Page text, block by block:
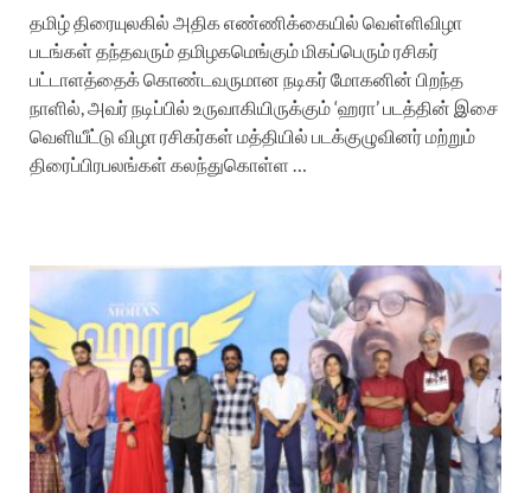
தமிழ் திரையுலகில் அதிக எண்ணிக்கையில் வெள்ளிவிழா
படங்கள் தந்தவரும் தமிழகமெங்கும் மிகப்பெரும் ரசிகர்
பட்டாளத்தைக் கொண்டவருமான நடிகர் மோகனின் பிறந்த
நாளில், அவர் நடிப்பில் உருவாகியிருக்கும் ‘ஹரா’ படத்தின் இசை
வெளியீட்டு விழா ரசிகர்கள் மத்தியில் படக்குழுவினர் மற்றும்
திரைப்பிரபலங்கள் கலந்துகொள்ள …